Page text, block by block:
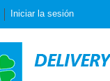
Iniciar la sesión